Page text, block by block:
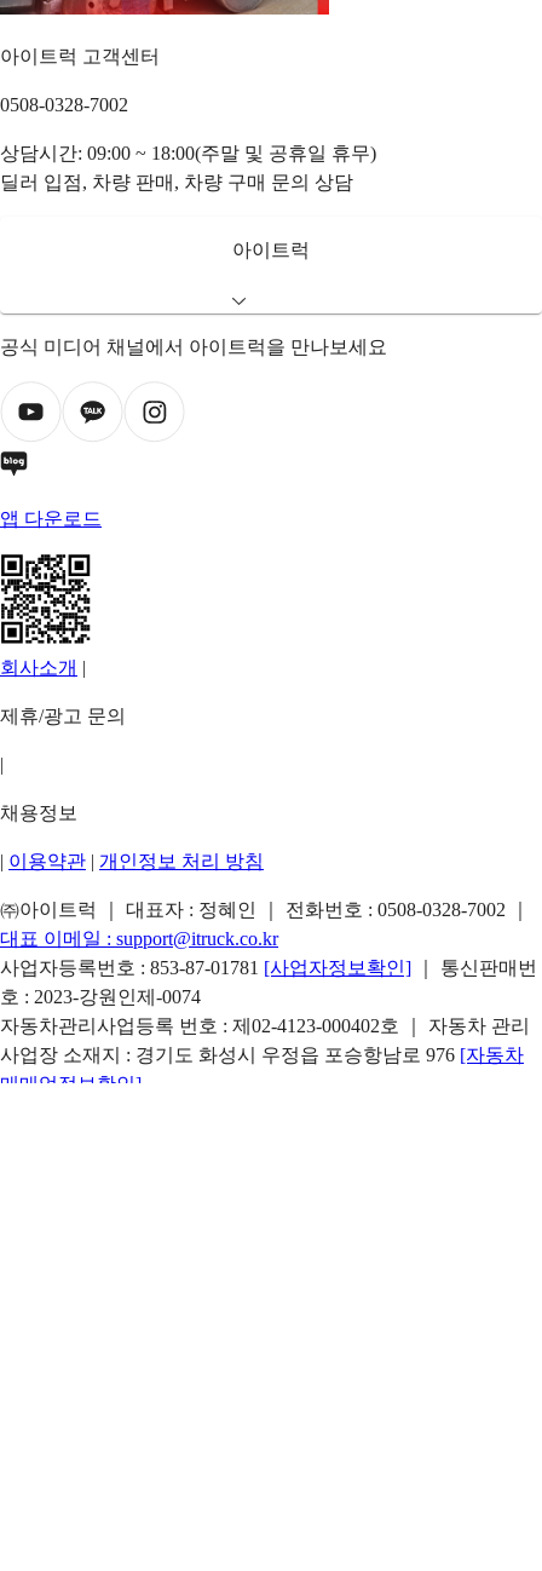
아이트럭 고객센터
0508-0328-7002
상담시간: 09:00 ~ 18:00(주말 및 공휴일 휴무)
딜러 입점, 차량 판매, 차량 구매 문의 상담
아이트럭
공식 미디어 채널에서 아이트럭을 만나보세요
앱 다운로드
회사소개 |
제휴/광고 문의
|
채용정보
| 이용약관 | 개인정보 처리 방침
㈜아이트럭 ｜ 대표자 : 정혜인 ｜ 전화번호 : 0508-0328-7002
대표 이메일 : support@itruck.co.kr
사업자등록번호 : 853-87-01781 [사업자정보확인]
｜ 통신판매번
호 : 2023-강원인제-0074
자동차관리사업등록 번호 : 제02-4123-000402호 ｜ 자동차 관리
사업장 소재지 : 경기도 화성시 우정읍 포승항남로 976 [자동차
매매업정보확인]